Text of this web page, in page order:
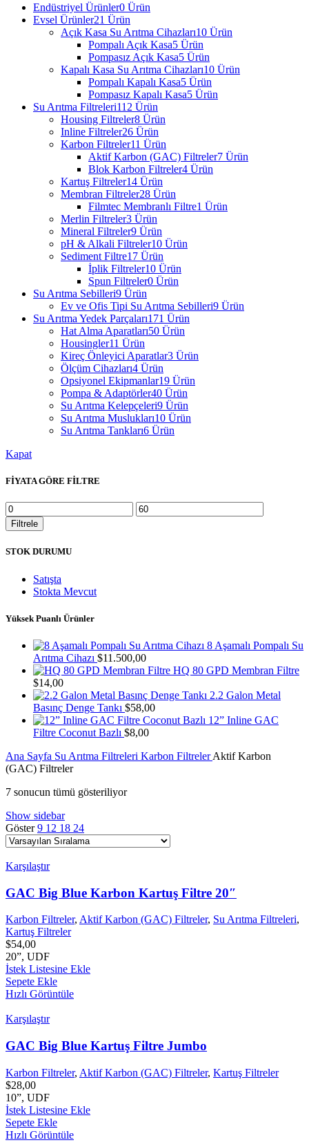
Endüstriyel Ürünler0 Ürün
Evsel Ürünler21 Ürün
Açık Kasa Su Arıtma Cihazları10 Ürün
Pompalı Açık Kasa5 Ürün
Pompasız Açık Kasa5 Ürün
Kapalı Kasa Su Arıtma Cihazları10 Ürün
Pompalı Kapalı Kasa5 Ürün
Pompasız Kapalı Kasa5 Ürün
Su Arıtma Filtreleri112 Ürün
Housing Filtreler8 Ürün
Inline Filtreler26 Ürün
Karbon Filtreler11 Ürün
Aktif Karbon (GAC) Filtreler7 Ürün
Blok Karbon Filtreler4 Ürün
Kartuş Filtreler14 Ürün
Membran Filtreler28 Ürün
Filmtec Membranlı Filtre1 Ürün
Merlin Filtreler3 Ürün
Mineral Filtreler9 Ürün
pH & Alkali Filtreler10 Ürün
Sediment Filtre17 Ürün
İplik Filtreler10 Ürün
Spun Filtreler0 Ürün
Su Arıtma Sebilleri9 Ürün
Ev ve Ofis Tipi Su Arıtma Sebilleri9 Ürün
Su Arıtma Yedek Parçaları171 Ürün
Hat Alma Aparatları50 Ürün
Housingler11 Ürün
Kireç Önleyici Aparatlar3 Ürün
Ölçüm Cihazları4 Ürün
Opsiyonel Ekipmanlar19 Ürün
Pompa & Adaptörler40 Ürün
Su Arıtma Kelepçeleri9 Ürün
Su Arıtma Muslukları10 Ürün
Su Arıtma Tankları6 Ürün
Kapat
FİYATA GÖRE FİLTRE
En
düşük
fiyat
En
yüksek
Filtrele
STOK DURUMU
Satışta
Stokta Mevcut
Yüksek Puanlı Ürünler
8 Aşamalı Pompalı Su
Arıtma Cihazı $11.500,00
HQ 80 GPD Membran Filtre
$14,00
2.2 Galon Metal
Basınç Denge Tankı $58,00
12” Inline GAC
Filtre Coconut Bazlı $8,00
Ana Sayfa Su Arıtma Filtreleri Karbon FiltrelerAktif Karbon
(GAC) Filtreler
7 sonucun tümü gösteriliyor
Show sidebar
Göster9 12 18 24
Karşılaştır
GAC Big Blue Karbon Kartuş Filtre 20″
Karbon Filtreler, Aktif Karbon (GAC) Filtreler, Su Arıtma Filtreleri,
Kartuş Filtreler
$54,00
20”, UDF
İstek Listesine Ekle
Sepete Ekle
Hızlı Görüntüle
Karşılaştır
GAC Big Blue Kartuş Filtre Jumbo
Karbon Filtreler, Aktif Karbon (GAC) Filtreler, Kartuş Filtreler
$28,00
10”, UDF
İstek Listesine Ekle
Sepete Ekle
Hızlı Görüntüle